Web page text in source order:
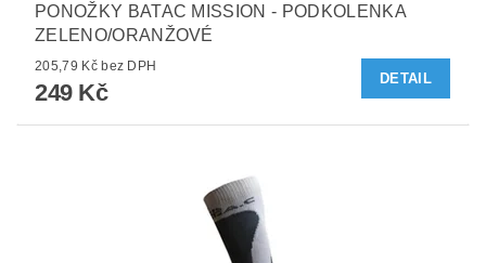
PONOŽKY BATAC MISSION - PODKOLENKA
ZELENO/ORANŽOVÉ
205,79 Kč bez DPH
249 Kč
DETAIL